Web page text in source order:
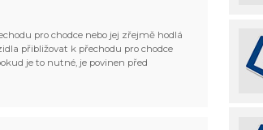
pro chodce nebo jej zřejmě hodlá
přibližovat k přechodu pro chodce
je to nutné, je povinen před